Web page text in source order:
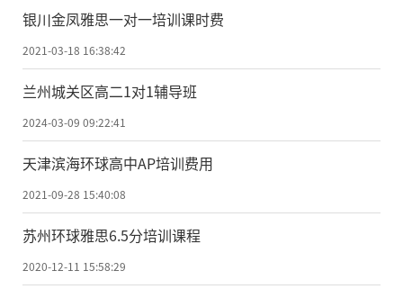
银川金凤雅思一对一培训课时费
2021-03-18 16:38:42
兰州城关区高二1对1辅导班
2024-03-09 09:22:41
天津滨海环球高中AP培训费用
2021-09-28 15:40:08
苏州环球雅思6.5分培训课程
2020-12-11 15:58:29